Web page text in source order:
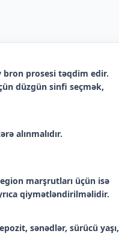
bron prosesi təqdim edir.
düzgün sinfi seçmək,
alınmalıdır.
marşrutları üçün isə
qiymətləndirilməlidir.
sənədlər, sürücü yaşı,